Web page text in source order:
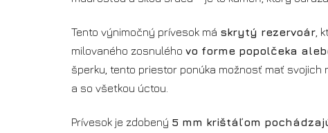
Tento výnimočný prívesok má skrytý rezervoár ,
milovaného zosnulého vo forme popolčeka
šperku, tento priestor ponúka možnosť mať
a so všetkou úctou.
Prívesok je zdobený 5 mm krištáľom